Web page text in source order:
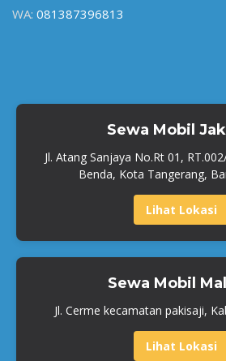
WA: 081387396813
Sewa Mobil
Jl. Atang Sanjaya No.Rt 01,
Benda, Kota Tangerang,
Lihat Lokasi
Sewa Mobil
Jl. Cerme kecamatan pakisaji,
Lihat Lokasi